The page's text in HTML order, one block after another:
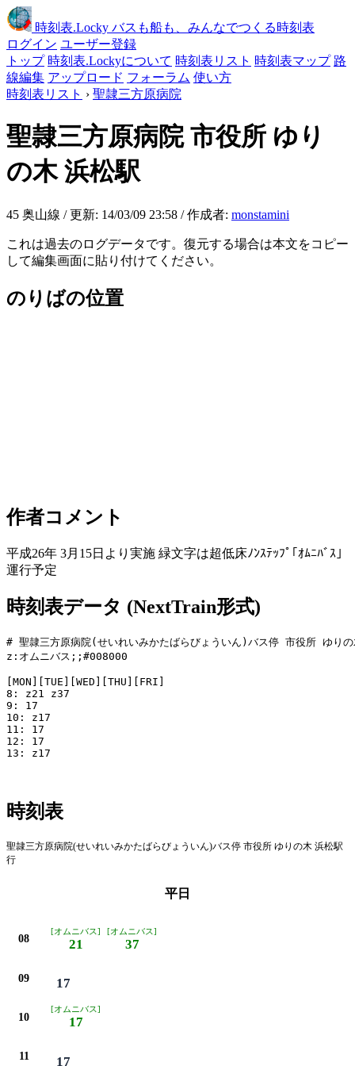
時刻表.Locky バスも船も、みんなでつくる時刻表
ログイン ユーザー登録
トップ 時刻表.Lockyについて 時刻表リスト 時刻表マップ 路
線編集 アップロード フォーラム 使い方
時刻表リスト › 聖隷三方原病院
聖隷三方原病院市役所 ゆり
の木 浜松駅
45 奥山線 / 更新: 14/03/09 23:58 / 作成者: monstamini
これは過去のログデータです。復元する場合は本文をコピー
して編集画面に貼り付けてください。
のりばの位置
作者コメント
平成26年 3月15日より実施 緑文字は超低床ﾉﾝｽﾃｯﾌﾟ｢ｵﾑﾆﾊﾞｽ｣
運行予定
時刻表データ (NextTrain形式)
# 聖隷三方原病院(せいれいみかたばらびょういん)バス停 市役所 ゆり
z:オムニバス;;#008000
[MON][TUE][WED][THU][FRI]
8: z21 z37
9: 17
10: z17
11: 17
12: 17
13: z17
時刻表
聖隷三方原病院(せいれいみかたばらびょういん)バス停 市役所 ゆりの木 浜松駅
行
平日
08
[オムニバス]
21
[オムニバス]
37
09 17
10
[オムニバス]
17
11 17